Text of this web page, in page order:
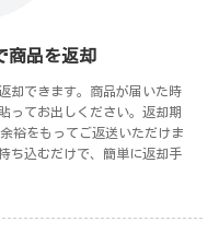
商品を返却
却できます。商品が届いた時
ってお出しください。返却期
裕をもってご返送いただけま
ち込むだけで、簡単に返却手